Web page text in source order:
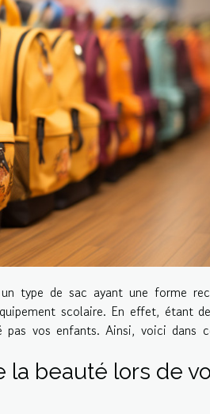
type de sac ayant une forme
scolaire. En effet, étant
pas vos enfants. Ainsi, voici dans
beauté lors de